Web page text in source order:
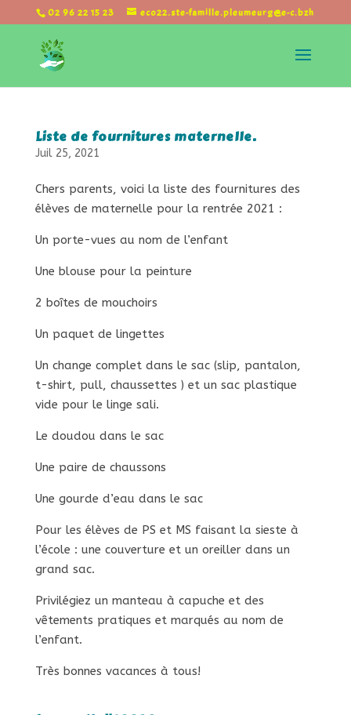
02 96 22 15 23 eco22.ste-famille.pleumeurg@e-c.bzh
Liste de fournitures maternelle.
Juil 25, 2021
Chers parents, voici la liste des fournitures des
élèves de maternelle pour la rentrée 2021 :
Un porte-vues au nom de l’enfant
Une blouse pour la peinture
2 boîtes de mouchoirs
Un paquet de lingettes
Un change complet dans le sac (slip, pantalon,
t-shirt, pull, chaussettes ) et un sac plastique
vide pour le linge sali.
Le doudou dans le sac
Une paire de chaussons
Une gourde d’eau dans le sac
Pour les élèves de PS et MS faisant la sieste à
l’école : une couverture et un oreiller dans un
grand sac.
Privilégiez un manteau à capuche et des
vêtements pratiques et marqués au nom de
l’enfant.
Très bonnes vacances à tous!